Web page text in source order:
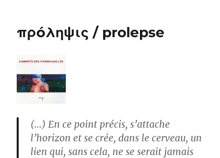
πρóληψις / prolepse
(…) En ce point précis, s’attache
l’horizon et se crée, dans le cerveau, un
lien qui, sans cela, ne se serait jamais